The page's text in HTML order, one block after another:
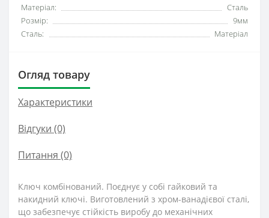
Матеріал:
Сталь
Розмір:
9мм
Сталь:
Матеріал
Огляд товару
Характеристики
Відгуки (0)
Питання (0)
Ключ комбінований. Поєднує у собі гайковий та
накидний ключі. Виготовлений з хром-ванадієвої сталі,
що забезпечує стійкість виробу до механічних